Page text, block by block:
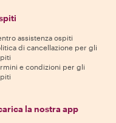
assistenza ospiti
di cancellazione per gli
e condizioni per gli
la nostra app